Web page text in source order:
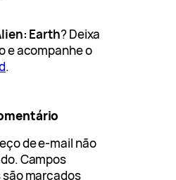
Earth? Deixa
e acompanhe o
.
de e-mail não
Campos
marcados